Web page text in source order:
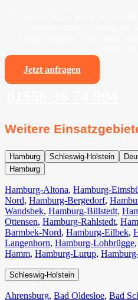
Jetzt anfragen
Weitere
Hamburg Schleswig-Holstein
Hamburg
Hamburg-Altona, Hamburg-
Nord, Hamburg-Bergedorf,
Wandsbek, Hamburg-Billstedt,
Ottensen, Hamburg-Rahlstedt,
Barmbek-Nord, Hamburg-Eilbek,
Langenhorn, Hamburg-Lohbrügge,
Hamm, Hamburg-Lurup,
Schleswig-Holstein
Ahrensburg, Bad Oldesloe, Bad